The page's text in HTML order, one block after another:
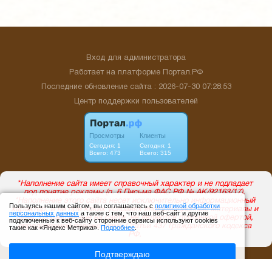
Пользуясь нашим сайтом, вы соглашаетесь с политикой обработки
персональных данных а также с тем, что наш веб-сайт и другие
подключенные к веб-сайту сторонние сервисы используют cookies
такие как «Яндекс Метрика». Подробнее.
Подтверждаю
Вход для администратора
Работает на платформе
Портал.РФ
Последние обновление сайта : 2026-07-30 07:28:53
Центр поддержки пользователей